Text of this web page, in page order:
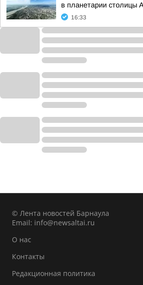
в планетарии столицы
16:33
© Лента новостей Барнаула
Email: info@newsaltai.ru
О нас
Контакты
Редакционная политика